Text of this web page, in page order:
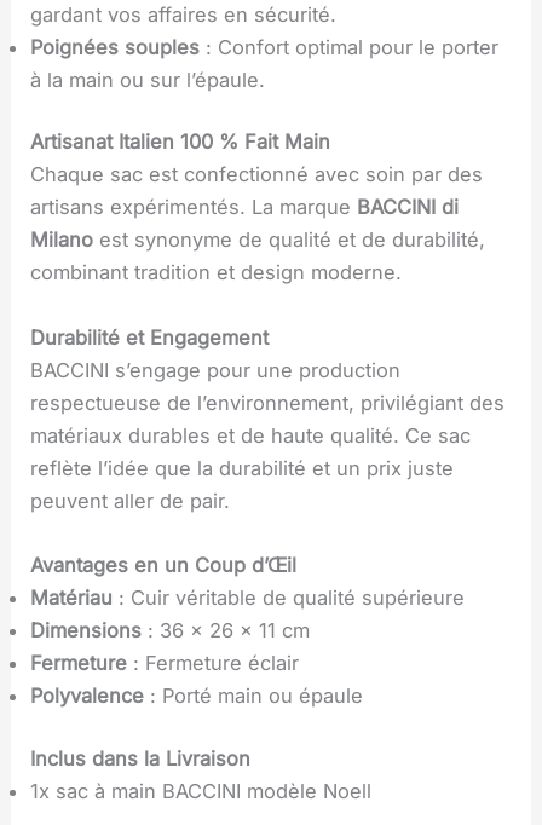
gardant vos affaires en sécurité.
Poignées souples : Confort optimal pour le porter
à la main ou sur l’épaule.
Artisanat Italien 100 % Fait Main
Chaque sac est confectionné avec soin par des
artisans expérimentés. La marque BACCINI di
Milano est synonyme de qualité et de durabilité,
combinant tradition et design moderne.
Durabilité et Engagement
BACCINI s’engage pour une production
respectueuse de l’environnement, privilégiant des
matériaux durables et de haute qualité. Ce sac
reflète l’idée que la durabilité et un prix juste
peuvent aller de pair.
Avantages en un Coup d’Œil
Matériau : Cuir véritable de qualité supérieure
Dimensions : 36 x 26 x 11 cm
Fermeture : Fermeture éclair
Polyvalence : Porté main ou épaule
Inclus dans la Livraison
1x sac à main BACCINI modèle Noell